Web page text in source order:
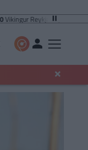
Reykjavik|PAOK Saloniki
×